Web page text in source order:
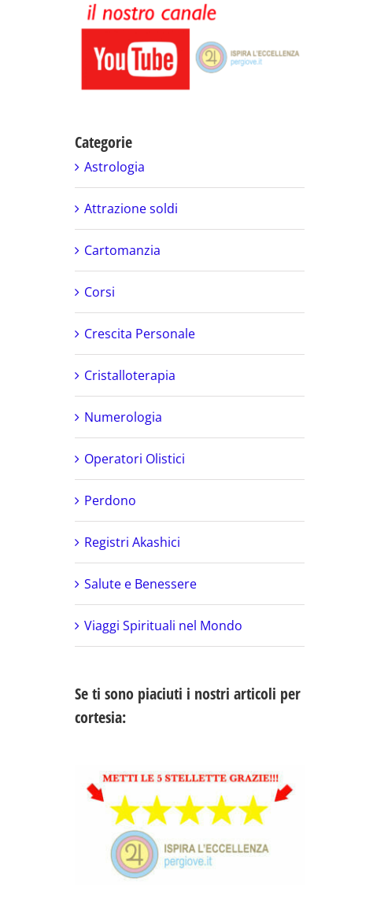
Categorie
Astrologia
Attrazione soldi
Cartomanzia
Corsi
Crescita Personale
Cristalloterapia
Numerologia
Operatori Olistici
Perdono
Registri Akashici
Salute e Benessere
Viaggi Spirituali nel Mondo
Se ti sono piaciuti i nostri articoli per
cortesia: